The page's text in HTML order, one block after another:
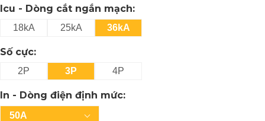
Icu - Dòng cắt ngắn mạch:
18kA 25kA 36kA
Số cực:
2P 3P 4P
In - Dòng điện định mức:
50A